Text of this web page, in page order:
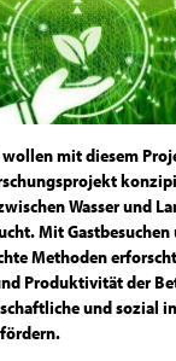
wollen mit diesem
Wasser und
Mit Gastbesuchen
Methoden
Produktivität der
und sozial